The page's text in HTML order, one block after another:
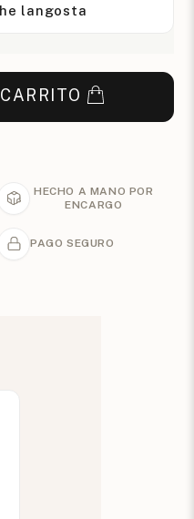
langosta
HECHO A MANO POR
ENCARGO
PAGO SEGURO